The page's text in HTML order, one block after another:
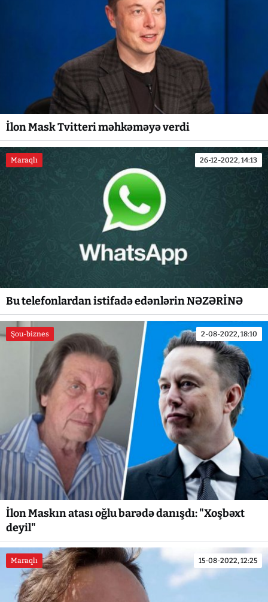
İlon Mask Tvitteri məhkəməyə verdi
Maraqlı 26-12-2022, 14:13
Bu telefonlardan istifadə edənlərin NƏZƏRİNƏ
Şou-biznes 2-08-2022, 18:10
İlon Maskın atası oğlu barədə danışdı: "Xoşbəxt
deyil"
Maraqlı 15-08-2022, 12:25